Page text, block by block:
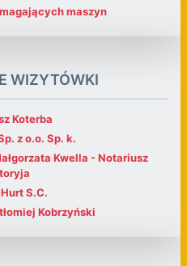
maszyn
WIZYTÓWKI
Koterba
z o.o. Sp. k.
Kwella - Notariusz
S.C.
Kobrzyński